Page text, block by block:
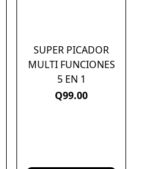
SUPER PICADOR
MULTI FUNCIONES
5 EN 1
Q99.00